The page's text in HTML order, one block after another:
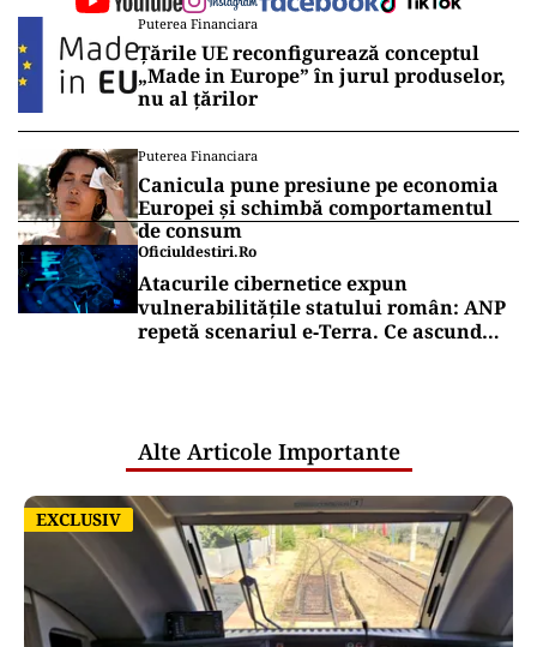
Puterea Financiara
Țările UE reconfigurează conceptul
„Made in Europe” în jurul produselor,
nu al țărilor
Puterea Financiara
Canicula pune presiune pe economia
Europei și schimbă comportamentul
de consum
Oficiuldestiri.ro
Atacurile cibernetice expun
vulnerabilitățile statului român: ANP
repetă scenariul e‑Terra. Ce ascund
Alte Articole Importante
EXCLUSIV
EXCLUSIV